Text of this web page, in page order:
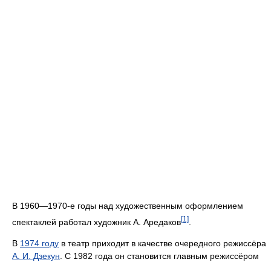
В 1960—1970-е годы над художественным оформлением
спектаклей работал художник А. Аредаков[1]
В 1974 году в театр приходит в качестве очередного режиссёра
А. И. Дзекун. С 1982 года он становится главным режиссёром